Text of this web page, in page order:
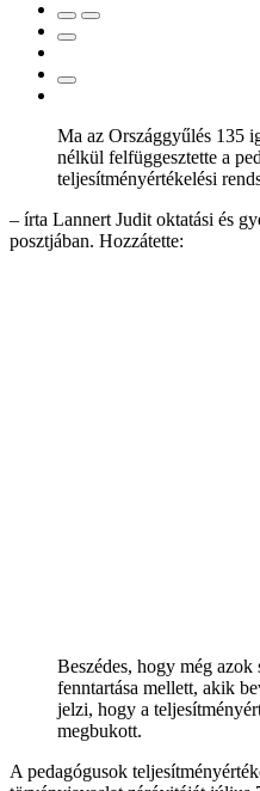
Ma az Országgyűlés 135
nélkül felfüggesztette a
teljesítményértékelési
– írta Lannert Judit oktatási és
posztjában. Hozzátette:
Beszédes, hogy még azok
fenntartása mellett, akik
jelzi, hogy a
megbukott.
A pedagógusok